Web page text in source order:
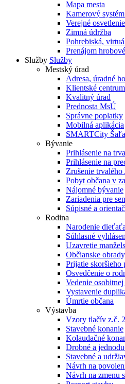
Mapa mesta
Kamerový
Verejné osvetlenie
Zimná údržba
Pohrebiská,
Prenájom
Služby Služby
Mestský úrad
Adresa, úradné
Klientské centrum
Kvalitný úrad
Prednosta MsÚ
Správne poplatky
Mobilná aplikácia
SMARTCity Šaľa
Bývanie
Prihlásenie na
Prihlásenie na
Zrušenie
Pobyt občana v
Nájomné bývanie
Zariadenia pre
Súpisné a
Rodina
Narodenie dieťaťa
Súhlasné
Uzavretie
Občianske
Prijatie skoršieho
Osvedčenie o
Vedenie
Vystavenie
Úmrtie občana
Výstavba
Vzory tlačív z.č.
Stavebné konanie
Kolaudačné
Drobné a
Stavebné a
Návrh na
Návrh na zmenu